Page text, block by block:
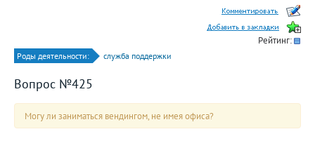
Рейтинг:
Роды деятельности: служба поддержки
Вопрос №425
Могу ли заниматься вендингом, не имея офиса?